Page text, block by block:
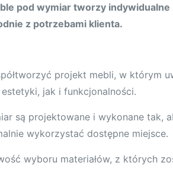
pod wymiar tworzy
z potrzebami klienta.
projekt mebli, w którym
jak i funkcjonalności.
są projektowane i wykonane tak,
wykorzystać dostępne miejsce.
wyboru materiałów, z których